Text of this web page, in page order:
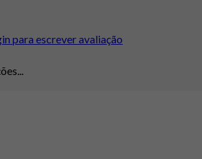
para escrever avaliação